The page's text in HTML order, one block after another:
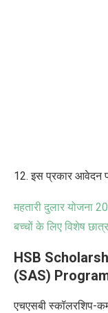
12. इस प्रकार आवेदन
महतारी दुलार योजना
बच्चों के लिए विशेष
HSB
(SAS)
एचएसबी स्कॉलरशिप-